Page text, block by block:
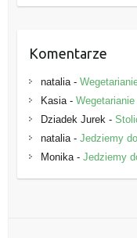
e
Komentarze
natalia-
Kasia-
Dziadek Jurek-
natalia- Jedziemy
Monika- Jedziemy